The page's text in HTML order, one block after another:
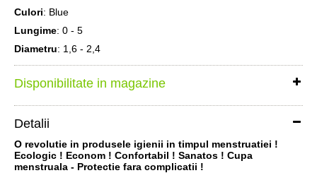
Culori: Blue
Lungime: 0 - 5
Diametru: 1,6 - 2,4
Disponibilitate in magazine
Detalii
O revolutie in produsele igienii in timpul menstruatiei !
Ecologic ! Econom ! Confortabil ! Sanatos ! Cupa
menstruala - Protectie fara complicatii !